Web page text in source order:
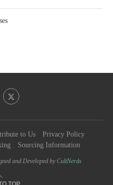
to Us
Privacy Policy
Sourcing Information
and Developed byCultNerds